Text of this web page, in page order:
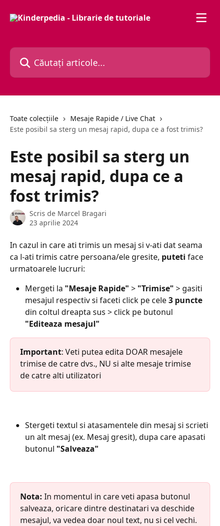
Căutați articole...
Toate colecțiile
Mesaje Rapide / Live Chat
Este posibil sa sterg un mesaj rapid, dupa ce a fost trimis?
Este posibil sa sterg un
mesaj rapid, dupa ce a
fost trimis?
Scris de Marcel Bragari
23 aprilie 2024
In cazul in care ati trimis un mesaj si v-ati dat seama
ca l-ati trimis catre persoana/ele gresite, puteti face
urmatoarele lucruri:
Mergeti la "Mesaje Rapide" > "Trimise" > gasiti
mesajul respectiv si faceti click pe cele 3 puncte
din coltul dreapta sus > click pe butonul
"Editeaza mesajul"
Important: Veti putea edita DOAR mesajele
trimise de catre dvs., NU si alte mesaje trimise
de catre alti utilizatori
Stergeti textul si atasamentele din mesaj si scrieti
un alt mesaj (ex. Mesaj gresit), dupa care apasati
butonul "Salveaza"
Nota: In momentul in care veti apasa butonul
salveaza, oricare dintre destinatari va deschide
mesajul, va vedea doar noul text, nu si cel vechi.